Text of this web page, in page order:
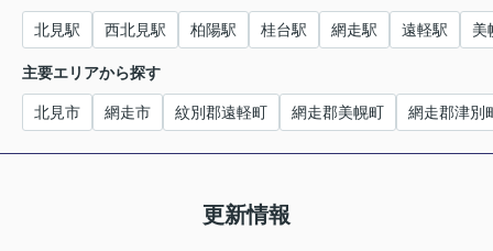
北見駅 西北見駅 柏陽駅 桂台駅 網走駅 遠軽駅 美
主要エリアから探す
北見市 網走市 紋別郡遠軽町 網走郡美幌町 網走郡津別
更新情報